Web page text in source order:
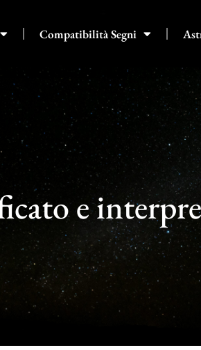
Compatibilità Segni
e